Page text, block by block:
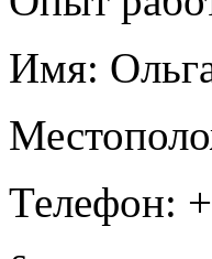
Имя:
Телефон: